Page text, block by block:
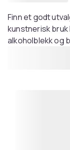
Finn et godt
kunstnerisk bruk
alkoholblekk og